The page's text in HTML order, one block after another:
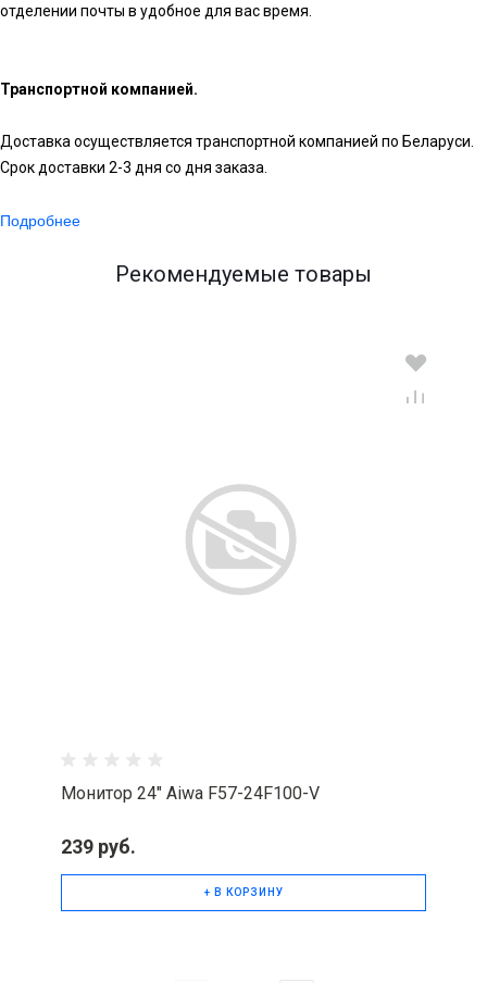
отделении почты в удобное для вас время.
Транспортной компанией.
Доставка осуществляется транспортной компанией по Беларуси.
Срок доставки 2-3 дня со дня заказа.
Подробнее
Рекомендуемые товары
Монитор 24" Aiwa F57-24F100-V
239 руб.
+ В КОРЗИНУ